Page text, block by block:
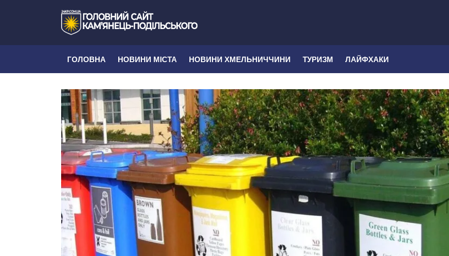
ГОЛОВНА НОВИНИ МІСТА НОВИНИ ХМЕЛЬНИЧЧИНИ ТУРИЗМ ЛАЙФХАКИ